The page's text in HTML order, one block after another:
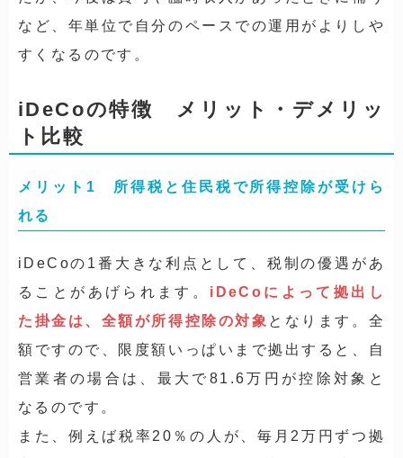
など、年単位で自分のペースでの運用がよりしや
すくなるのです。
iDeCoの特徴 メリット・デメリッ
ト比較
メリット1 所得税と住民税で所得控除が受けら
れる
iDeCoの1番大きな利点として、 税制の優遇 があ
ることがあげられます。 iDeCoによって拠出し
た掛金は、全額が所得控除の対象 となります。全
額ですので、限度額いっぱいまで拠出すると、自
営業者の場合は、最大で81.6万円が控除対象と
なるのです。
また、例えば税率20％の人が、毎月2万円ずつ拠